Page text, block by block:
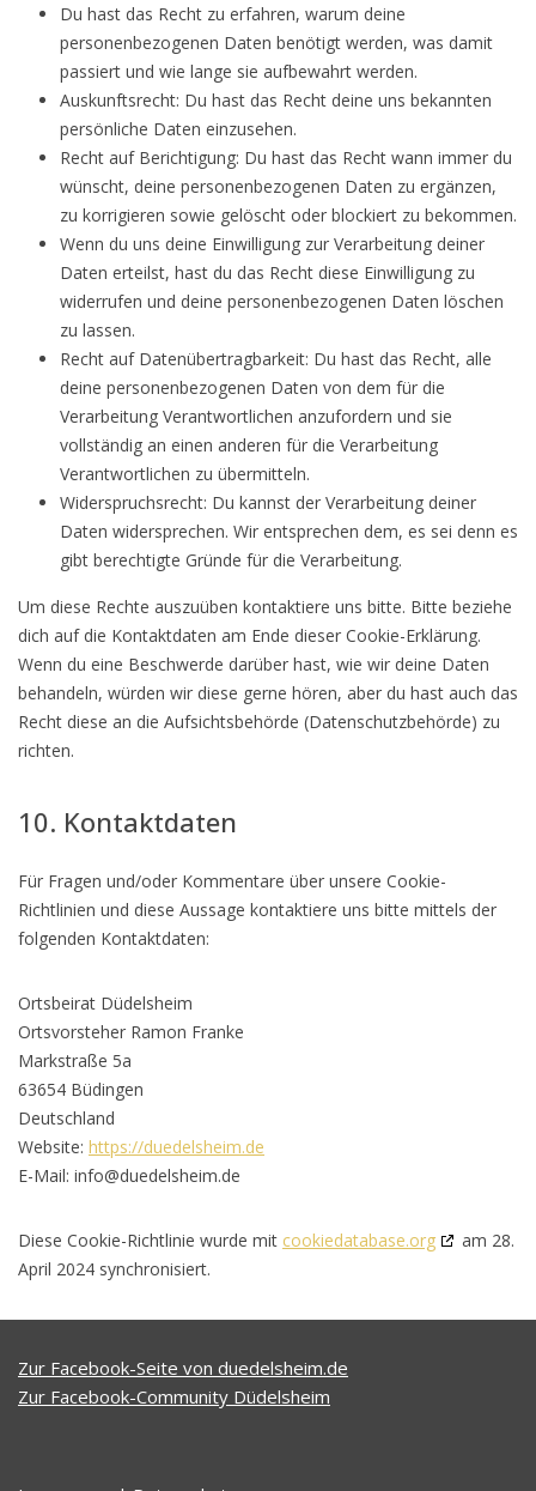
Du hast das Recht zu erfahren, warum deine
personenbezogenen Daten benötigt werden, was damit
passiert und wie lange sie aufbewahrt werden.
Auskunftsrecht: Du hast das Recht deine uns bekannten
persönliche Daten einzusehen.
Recht auf Berichtigung: Du hast das Recht wann immer du
wünscht, deine personenbezogenen Daten zu ergänzen,
zu korrigieren sowie gelöscht oder blockiert zu bekommen.
Wenn du uns deine Einwilligung zur Verarbeitung deiner
Daten erteilst, hast du das Recht diese Einwilligung zu
widerrufen und deine personenbezogenen Daten löschen
zu lassen.
Recht auf Datenübertragbarkeit: Du hast das Recht, alle
deine personenbezogenen Daten von dem für die
Verarbeitung Verantwortlichen anzufordern und sie
vollständig an einen anderen für die Verarbeitung
Verantwortlichen zu übermitteln.
Widerspruchsrecht: Du kannst der Verarbeitung deiner
Daten widersprechen. Wir entsprechen dem, es sei denn es
gibt berechtigte Gründe für die Verarbeitung.
Um diese Rechte auszuüben kontaktiere uns bitte. Bitte beziehe
dich auf die Kontaktdaten am Ende dieser Cookie-Erklärung.
Wenn du eine Beschwerde darüber hast, wie wir deine Daten
behandeln, würden wir diese gerne hören, aber du hast auch das
Recht diese an die Aufsichtsbehörde (Datenschutzbehörde) zu
richten.
10. Kontaktdaten
Für Fragen und/oder Kommentare über unsere Cookie-
Richtlinien und diese Aussage kontaktiere uns bitte mittels der
folgenden Kontaktdaten:
Ortsbeirat Düdelsheim
Ortsvorsteher Ramon Franke
Markstraße 5a
63654 Büdingen
Deutschland
Website: https://duedelsheim.de
E-Mail: info@duedelsheim.de
Diese Cookie-Richtlinie wurde mit cookiedatabase.org
am 28.
April 2024 synchronisiert.
Zur Facebook-Seite von duedelsheim.de
Zur Facebook-Community Düdelsheim